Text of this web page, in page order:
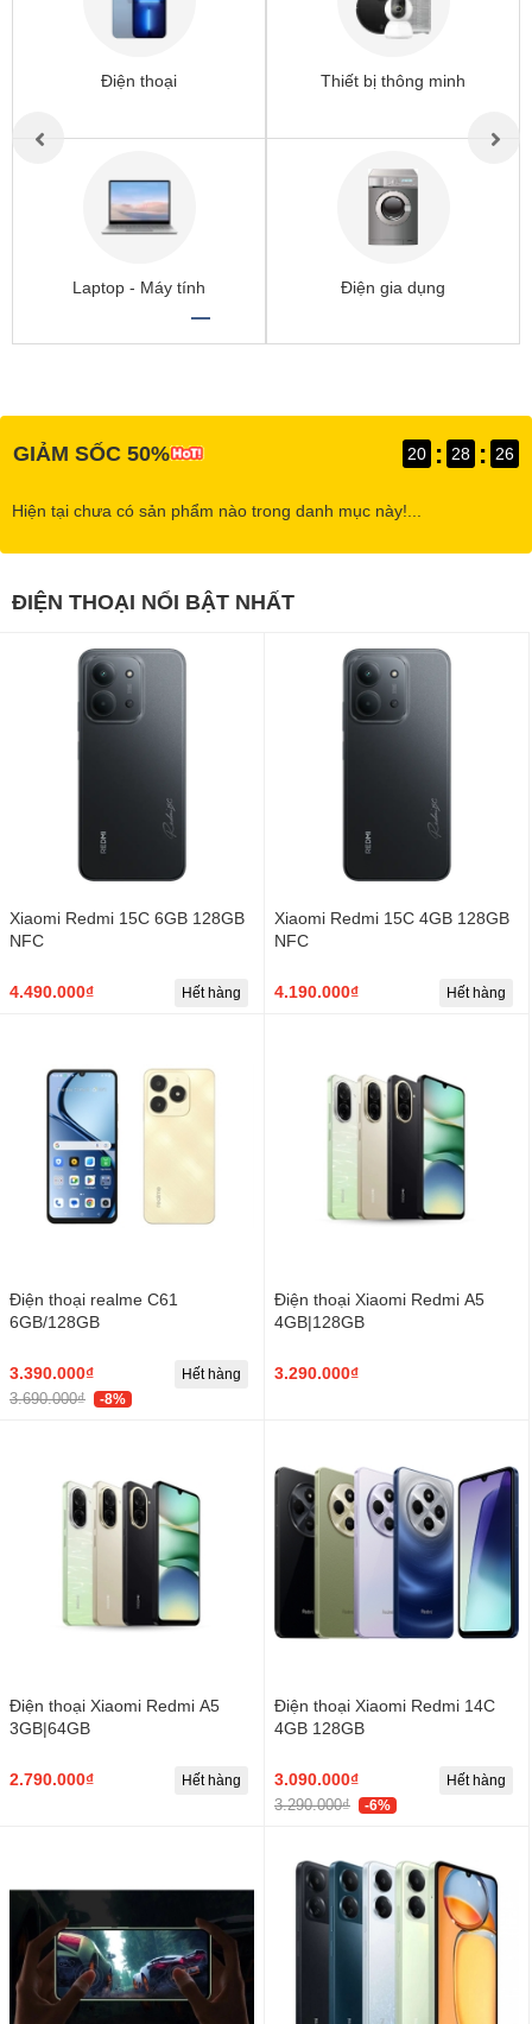
Điện thoại
Laptop - Máy tính
Thiết bị thông minh
Điện gia dụng
GIẢM SỐC 50% 20 : 28 : 25
Hiện tại chưa có sản phẩm nào trong danh mục này!...
ĐIỆN THOẠI NỔI BẬT NHẤT
Xiaomi Redmi 15C 6GB 128GB
NFC
4.490.000₫ Hết hàng
Xiaomi Redmi 15C 4GB 128GB
NFC
4.190.000₫ Hết hàng
Điện thoại realme C61
6GB/128GB
3.390.000₫
3.690.000₫ -8%
Hết hàng
Điện thoại Xiaomi Redmi A5
4GB|128GB
3.290.000₫
Điện thoại Xiaomi Redmi A5
3GB|64GB
2.790.000₫ Hết hàng
Điện thoại Xiaomi Redmi 14C
4GB 128GB
3.090.000₫
3.290.000₫ -6%
Hết hàng